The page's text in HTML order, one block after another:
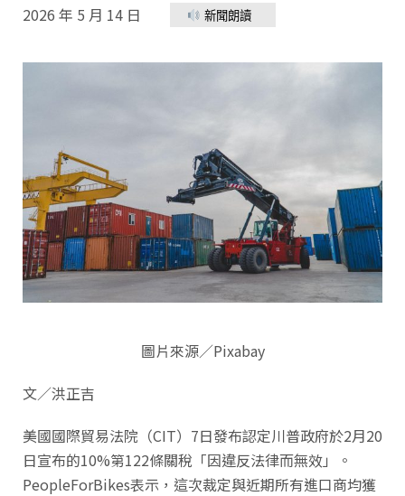
2026 年 5 月 14 日 新聞朗讀
圖片來源／Pixabay
文／洪正吉
美國國際貿易法院（CIT）7日發布認定川普政府於2月20
日宣布的10%第122條關稅「因違反法律而無效」。
PeopleForBikes表示，這次裁定與近期所有進口商均獲